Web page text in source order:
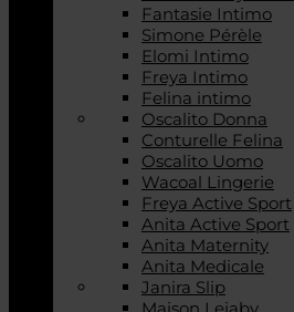
Fantasie Intimo
Simone Pérèle
Elomi Intimo
Freya Intimo
Felina intimo
Oscalito Donna
Conturelle Felina
Oscalito Uomo
Wacoal Lingerie
Freya Active Sport
Anita Active Sport
Anita Maternity
Anita Medicale
Janira Slip